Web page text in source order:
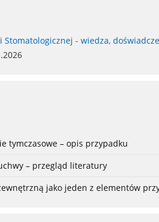
Stomatologicznej - wiedza,
tymczasowe – opis przypadku
– przegląd literatury
jako jeden z elementów